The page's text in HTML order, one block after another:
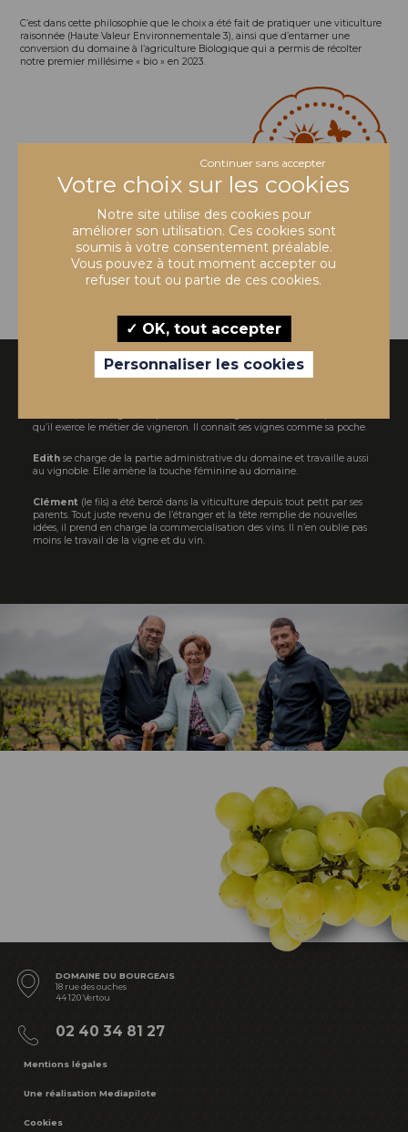
C’est dans cette philosophie que le choix a été fait de pratiquer une viticulture
raisonnée (Haute Valeur Environnementale 3), ainsi que d’entamer une
conversion du domaine à l’agriculture Biologique qui a permis de récolter
notre premier millésime « bio » en 2023.
DÉCOUVRIR TOUS NOS VINS
qu’il exerce le métier de vigneron. Il connaît ses vignes comme sa poche.
Edithse charge de la partie administrative du domaine et travaille aussi
au vignoble. Elle amène la touche féminine au domaine.
Clément(le fils) a été bercé dans la viticulture depuis tout petit par ses
parents. Tout juste revenu de l’étranger et la tête remplie de nouvelles
idées, il prend en charge la commercialisation des vins. Il n’en oublie pas
moins le travail de la vigne et du vin.
DOMAINE DU BOURGEAIS
18 rue des ouches
44 120 Vertou
02 40 34 81 27
Mentions légales
Une réalisation Mediapilote
Cookies
Notre site utilise des cookies pour
améliorer son utilisation. Ces cookies sont
soumis à votre consentement préalable.
Vous pouvez à tout moment accepter ou
refuser tout ou partie de ces cookies.
OK, tout accepter
Continuer sans accepter
Personnaliser les cookies